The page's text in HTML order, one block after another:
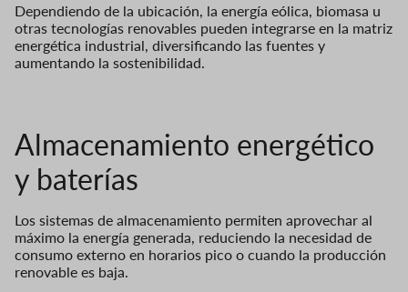
Dependiendo de la ubicación, la energía eólica, biomasa u
otras tecnologías renovables pueden integrarse en la matriz
energética industrial, diversificando las fuentes y
aumentando la sostenibilidad.
Almacenamiento energético
y baterías
Los sistemas de almacenamiento permiten aprovechar al
máximo la energía generada, reduciendo la necesidad de
consumo externo en horarios pico o cuando la producción
renovable es baja.